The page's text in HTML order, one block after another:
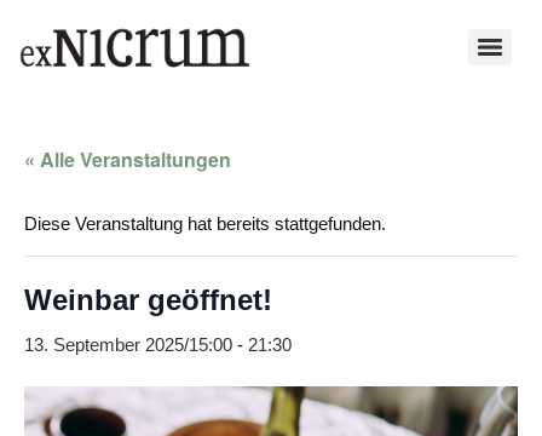
« Alle Veranstaltungen
Diese Veranstaltung hat bereits stattgefunden.
Weinbar geöffnet!
13. September 2025/15:00 - 21:30